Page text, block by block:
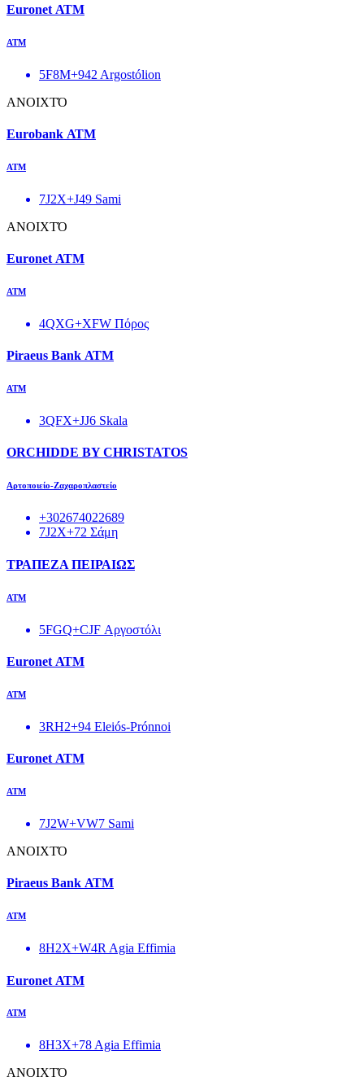
Euronet ΑΤΜ
ΑΤΜ
5F8M+942 Argostólion
ΑΝΟΙΧΤΌ
Eurobank ΑΤΜ
ΑΤΜ
7J2X+J49 Sami
ΑΝΟΙΧΤΌ
Euronet ΑΤΜ
ΑΤΜ
4QXG+XFW Πόρος
Piraeus Bank ΑΤΜ
ΑΤΜ
3QFX+JJ6 Skala
ORCHIDDE BY CHRISTATOS
Αρτοποιείο-Ζαχαροπλαστείο
+302674022689
7J2X+72 Σάμη
ΤΡΑΠΕΖΑ ΠΕΙΡΑΙΩΣ
ΑΤΜ
5FGQ+CJF Αργοστόλι
Euronet ΑΤΜ
ΑΤΜ
3RH2+94 Eleiós-Prónnoi
Euronet ΑΤΜ
ΑΤΜ
7J2W+VW7 Sami
ΑΝΟΙΧΤΌ
Piraeus Bank ΑΤΜ
ΑΤΜ
8H2X+W4R Agia Effimia
Euronet ΑΤΜ
ΑΤΜ
8H3X+78 Agia Effimia
ΑΝΟΙΧΤΌ